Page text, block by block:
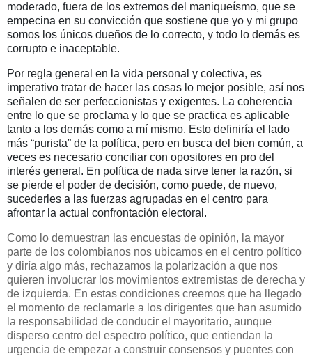
moderado, fuera de los extremos del maniqueísmo, que se
empecina en su convicción que sostiene que yo y mi grupo
somos los únicos dueños de lo correcto, y todo lo demás es
corrupto e inaceptable.
Por regla general en la vida personal y colectiva, es
imperativo tratar de hacer las cosas lo mejor posible, así nos
señalen de ser perfeccionistas y exigentes. La coherencia
entre lo que se proclama y lo que se practica es aplicable
tanto a los demás como a mí mismo. Esto definiría el lado
más “purista” de la política, pero en busca del bien común, a
veces es necesario conciliar con opositores en pro del
interés general. En política de nada sirve tener la razón, si
se pierde el poder de decisión, como puede, de nuevo,
sucederles a las fuerzas agrupadas en el centro para
afrontar la actual confrontación electoral .
Como lo demuestran las encuestas de opinión, la mayor
parte de los colombianos nos ubicamos en el centro político
y diría algo más, rechazamos la polarización a que nos
quieren involucrar los movimientos extremistas de derecha y
de izquierda. En estas condiciones creemos que ha llegado
el momento de reclamarle a los dirigentes que han asumido
la responsabilidad de conducir el mayoritario, aunque
disperso centro del espectro político, que entiendan la
urgencia de empezar a construir consensos y puentes con